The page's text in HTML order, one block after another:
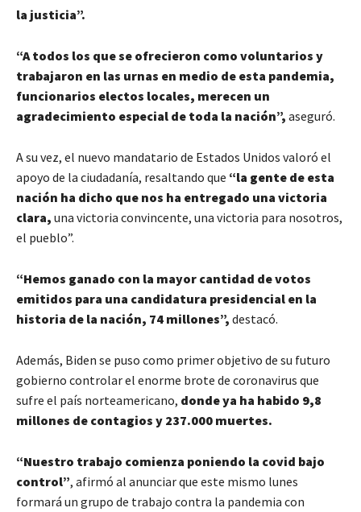
la justicia”.
“A todos los que se ofrecieron como voluntarios y
trabajaron en las urnas en medio de esta pandemia,
funcionarios electos locales, merecen un
agradecimiento especial de toda la nación”, aseguró.
A su vez, el nuevo mandatario de Estados Unidos valoró el
apoyo de la ciudadanía, resaltando que “la gente de esta
nación ha dicho que nos ha entregado una victoria
clara, una victoria convincente, una victoria para nosotros,
el pueblo”.
“Hemos ganado con la mayor cantidad de votos
emitidos para una candidatura presidencial en la
historia de la nación, 74 millones”, destacó.
Además, Biden se puso como primer objetivo de su futuro
gobierno controlar el enorme brote de coronavirus que
sufre el país norteamericano, donde ya ha habido 9,8
millones de contagios y 237.000 muertes.
“Nuestro trabajo comienza poniendo la covid bajo
control”, afirmó al anunciar que este mismo lunes
formará un grupo de trabajo contra la pandemia con